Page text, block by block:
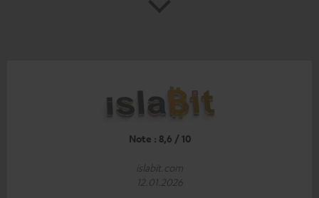
Note : 8,6 / 10
islabit.com
12.01.2026